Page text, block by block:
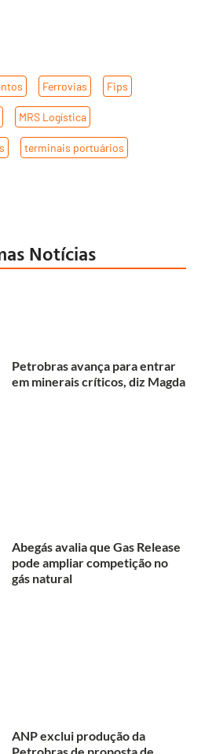
Ferrovias Fips
MRS Logística
terminais portuários
Notícias
Petrobras avança para entrar
em minerais críticos, diz Magda
Abegás avalia que Gas Release
pode ampliar competição no
gás natural
ANP exclui produção da